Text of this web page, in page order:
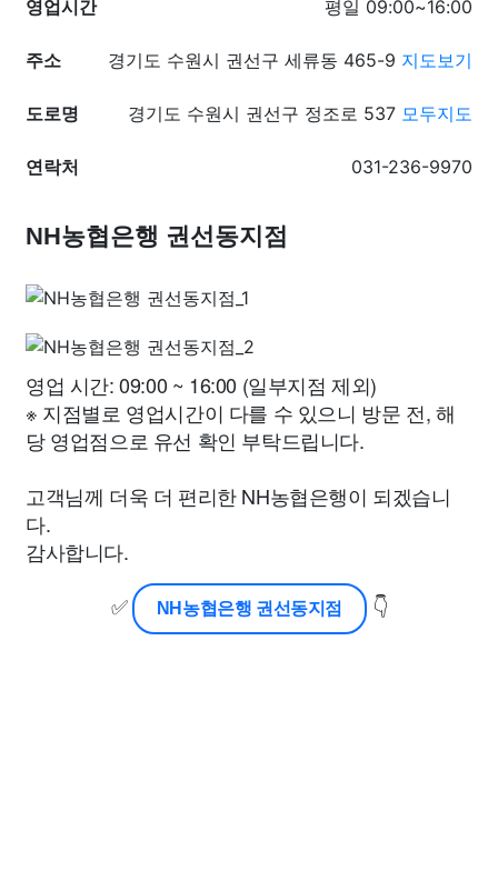
영업시간 평일 09:00~16:00
주소 경기도 수원시 권선구 세류동 465-9 지도보기
도로명 경기도 수원시 권선구 정조로 537 모두지도
연락처 031-236-9970
NH농협은행 권선동지점
영업 시간: 09:00 ~ 16:00 (일부지점 제외)
※ 지점별로 영업시간이 다를 수 있으니 방문 전, 해
당 영업점으로 유선 확인 부탁드립니다.
고객님께 더욱 더 편리한 NH농협은행이 되겠습니
다.
감사합니다.
✅
NH농협은행 권선동지점 👇